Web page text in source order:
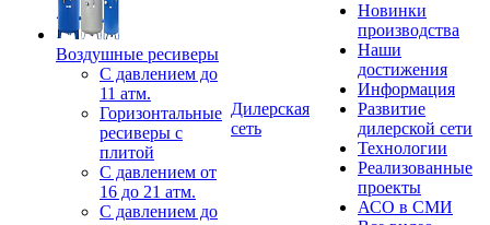
Воздушные ресиверы
С давлением до
11 атм.
Горизонтальные
ресиверы с
плитой
С давлением от
16 до 21 атм.
С давлением до
Дилерская
сеть
Новинки
производства
Наши
достижения
Информация
Развитие
дилерской сети
Технологии
Реализованные
проекты
АСО в СМИ